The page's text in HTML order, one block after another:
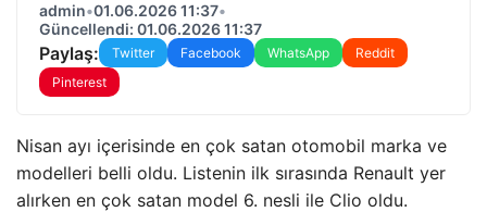
admin•01.06.2026 11:37•
Güncellendi: 01.06.2026 11:37
Paylaş: Twitter Facebook WhatsApp
Reddit
Pinterest
Nisan ayı içerisinde en çok satan otomobil marka ve
modelleri belli oldu. Listenin ilk sırasında Renault yer
alırken en çok satan model 6. nesli ile Clio oldu.